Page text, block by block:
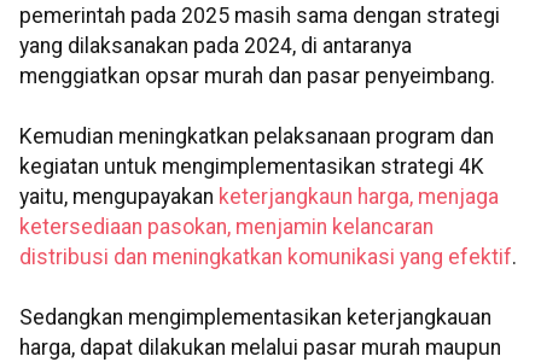
pemerintah pada 2025 masih sama dengan strategi
yang dilaksanakan pada 2024, di antaranya
menggiatkan opsar murah dan pasar penyeimbang.
Kemudian meningkatkan pelaksanaan program dan
kegiatan untuk mengimplementasikan strategi 4K
yaitu, mengupayakan keterjangkaun harga, menjaga
ketersediaan pasokan, menjamin kelancaran
distribusi dan meningkatkan komunikasi yang efektif.
Sedangkan mengimplementasikan keterjangkauan
harga, dapat dilakukan melalui pasar murah maupun